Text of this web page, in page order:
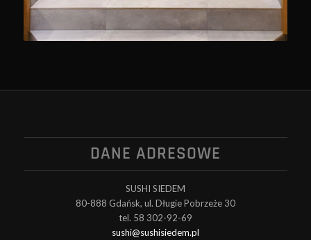
DANE ADRESOWE
SUSHI SIEDEM
80-888 Gdańsk, ul. Długie Pobrzeże 30
tel. 58 302-92-69
sushi@sushisiedem.pl